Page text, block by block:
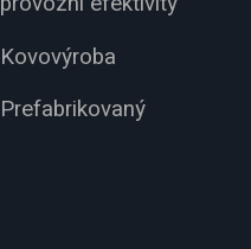
Kovovýroba
Prefabrikovaný